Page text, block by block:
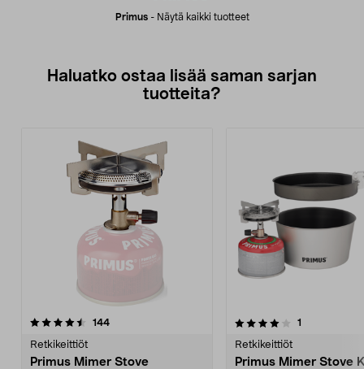
Primus- Näytä kaikki tuotteet
Haluatko ostaa lisää saman sarjan
tuotteita?
144arvostelut
Retkikeittiöt
Primus Mimer Stove
4.0viidestä
1
Retkikeittiöt
Primus Mimer Stove
5.0viidestä